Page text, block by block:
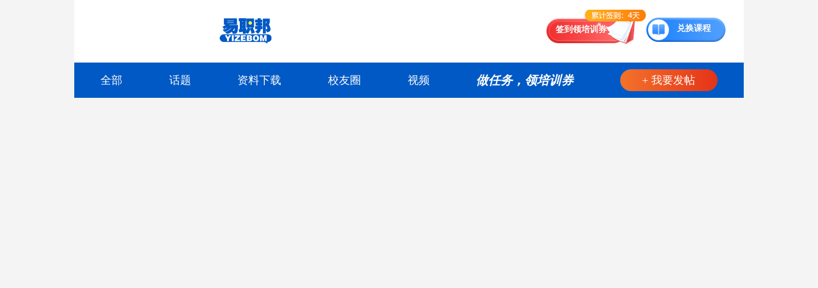
签到领培训券 兑换课程
全部 话题 资料下载 校友圈 视频 做任务，领培训券 + 我要发帖